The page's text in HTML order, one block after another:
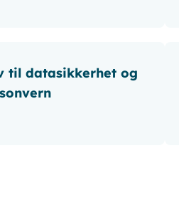
til datasikkerhet og